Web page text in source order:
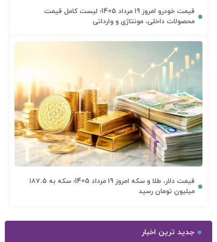
قیمت خودرو امروز 19 مرداد 1405؛ لیست کامل قیمت
محصولات داخلی، مونتاژی و وارداتی
قیمت دلار، طلا و سکه امروز 19 مرداد 1405؛ سکه به ۱۸۷.۵
میلیون تومان رسید
جدید ترین اخبار